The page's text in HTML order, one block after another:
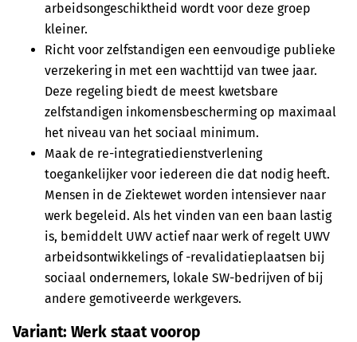
arbeidsongeschiktheid wordt voor deze groep
kleiner.
Richt voor zelfstandigen een eenvoudige publieke
verzekering in met een wachttijd van twee jaar.
Deze regeling biedt de meest kwetsbare
zelfstandigen inkomensbescherming op maximaal
het niveau van het sociaal minimum.
Maak de re-integratiedienstverlening
toegankelijker voor iedereen die dat nodig heeft.
Mensen in de Ziektewet worden intensiever naar
werk begeleid. Als het vinden van een baan lastig
is, bemiddelt UWV actief naar werk of regelt UWV
arbeidsontwikkelings of -revalidatieplaatsen bij
sociaal ondernemers, lokale SW-bedrijven of bij
andere gemotiveerde werkgevers.
Variant: Werk staat voorop